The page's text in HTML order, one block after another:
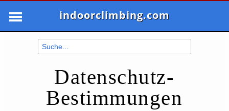
indoorclimbing.com
Datenschutz-
Bestimmungen